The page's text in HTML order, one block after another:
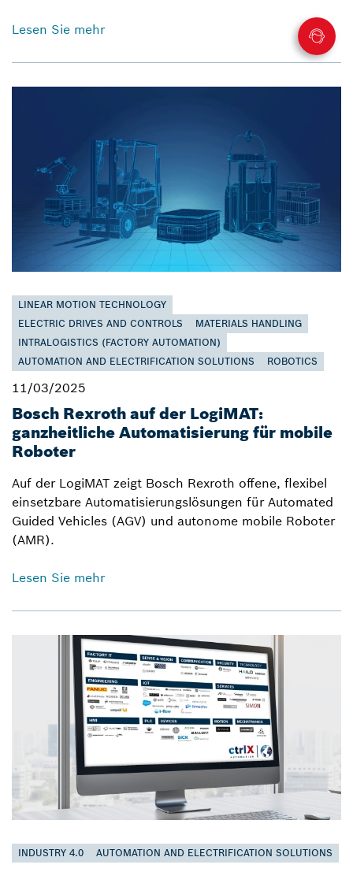
Lesen Sie mehr
LINEAR MOTION TECHNOLOGY
ELECTRIC DRIVES AND CONTROLS
MATERIALS HANDLING
INTRALOGISTICS (FACTORY AUTOMATION)
AUTOMATION AND ELECTRIFICATION SOLUTIONS
ROBOTICS
11/03/2025
Bosch Rexroth auf der LogiMAT:
ganzheitliche Automatisierung für mobile
Roboter
Auf der LogiMAT zeigt Bosch Rexroth offene, flexibel
einsetzbare Automatisierungslösungen für Automated
Guided Vehicles (AGV) und autonome mobile Roboter
(AMR).
Lesen Sie mehr
INDUSTRY 4.0 AUTOMATION AND ELECTRIFICATION SOLUTIONS